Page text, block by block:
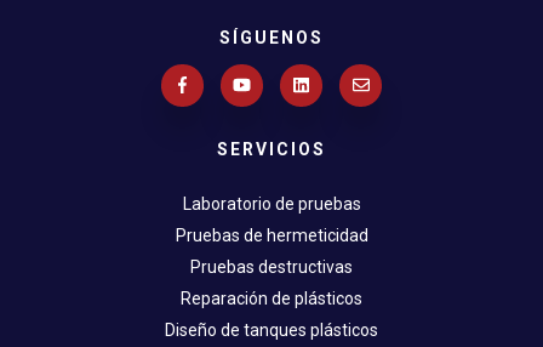
SÍGUENOS
SERVICIOS
Laboratorio de pruebas
Pruebas de hermeticidad
Pruebas destructivas
Reparación de plásticos
Diseño de tanques plásticos